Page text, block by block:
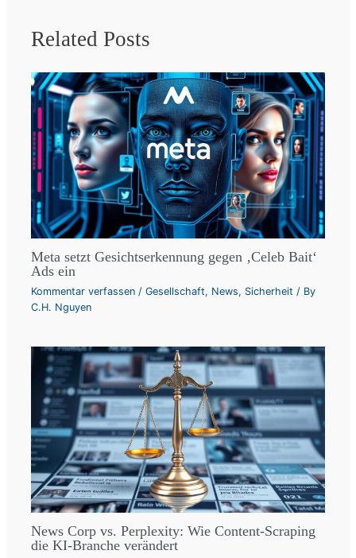
Related Posts
Meta setzt Gesichtserkennung gegen ‚Celeb Bait‘
Ads ein
Kommentar verfassen /Gesellschaft, News, Sicherheit / By
C.H. Nguyen
News Corp vs. Perplexity: Wie Content-Scraping
die KI-Branche verändert